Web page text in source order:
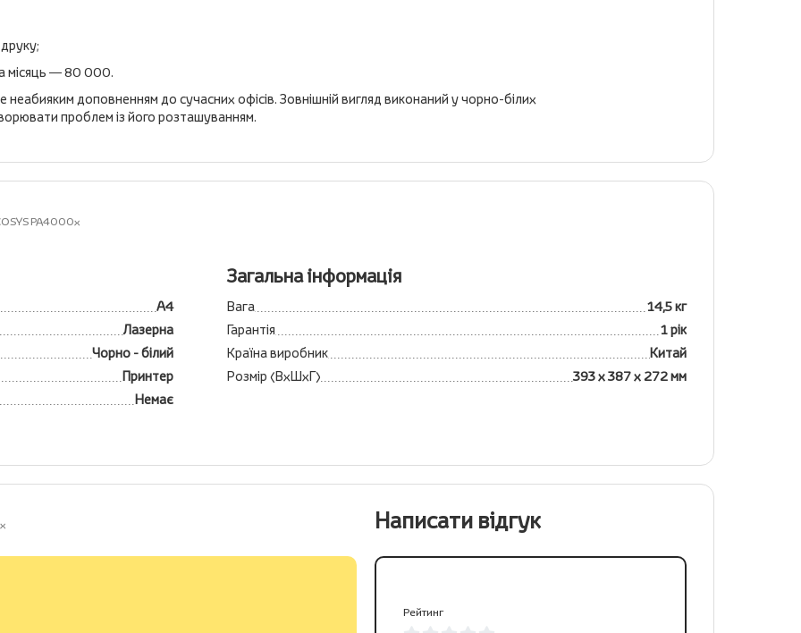
місяць — 80 000.
доповненням до сучасних офісів. Зовнішній вигляд виконаний у чорно-білих
проблем із його розташуванням.
PA4000x
А4
Лазерна
Чорно - білий
Принтер
Немає
Загальна інформація
Вага
14,5 кг
Гарантія
1 рік
Країна виробник
Китай
Розмір (ВхШхГ)
393 х 387 х 272 мм
Написати відгук
Рейтинг